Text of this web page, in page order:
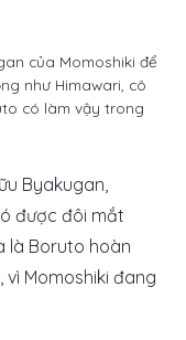
của Momoshiki để
như Himawari, cô
có làm vậy trong
Byakugan,
được đôi mắt
là Boruto hoàn
Momoshiki đang